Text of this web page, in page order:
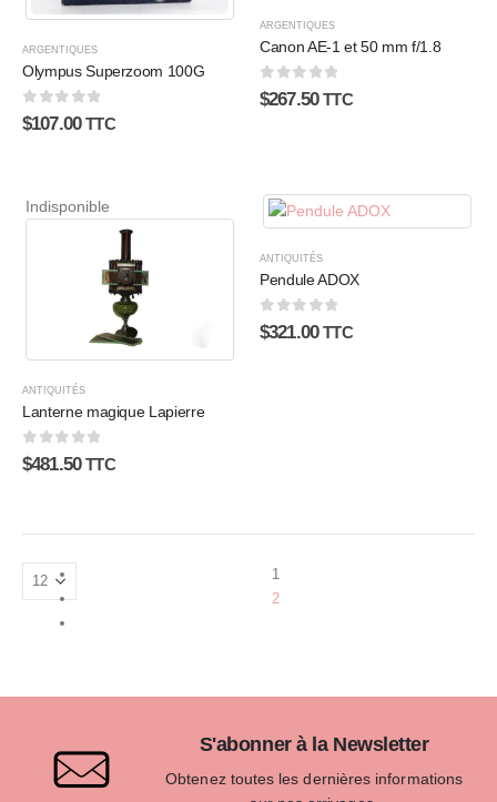
ARGENTIQUES
Olympus Superzoom 100G
0sur 5
$107.00 TTC
ARGENTIQUES
Canon AE-1 et 50 mm f/1.8
0sur 5
$267.50 TTC
Indisponible
ANTIQUITÉS
Lanterne magique Lapierre
0sur 5
$481.50 TTC
ANTIQUITÉS
Pendule ADOX
0sur 5
$321.00 TTC
1
2
S'abonner à la Newsletter
Obtenez toutes les dernières informations